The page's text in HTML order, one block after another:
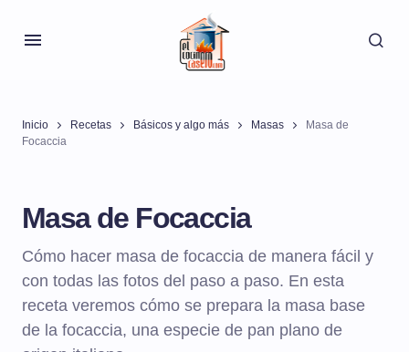
Inicio Recetas Básicos y algo más Masas
Masa de
Focaccia
Masa de Focaccia
Cómo hacer masa de focaccia de manera fácil y
con todas las fotos del paso a paso. En esta
receta veremos cómo se prepara la masa base
de la focaccia, una especie de pan plano de